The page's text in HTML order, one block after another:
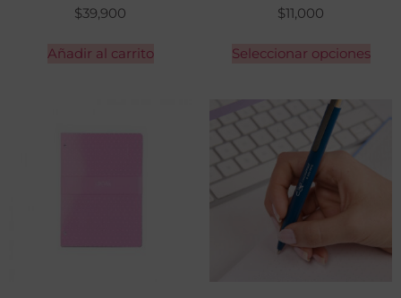
$39,900
Añadir al carrito
$11,000
Seleccionar opciones